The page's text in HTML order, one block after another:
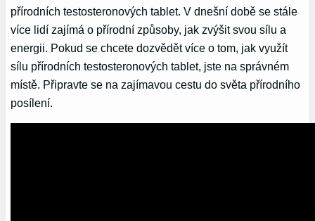
přírodních testosteronových tablet. V dnešní době se stále
více lidí zajímá o přírodní způsoby, jak zvýšit svou sílu a
energii. Pokud se chcete dozvědět více o tom, jak využít
sílu přírodních testosteronových tablet, jste na správném
místě. Připravte se na zajímavou cestu do světa přírodního
posílení.